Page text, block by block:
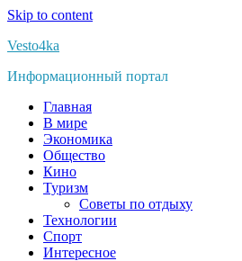
Skip to content
Vesto4ka
Информационный портал
Главная
В мире
Экономика
Общество
Кино
Туризм
Советы по отдыху
Технологии
Спорт
Интересное